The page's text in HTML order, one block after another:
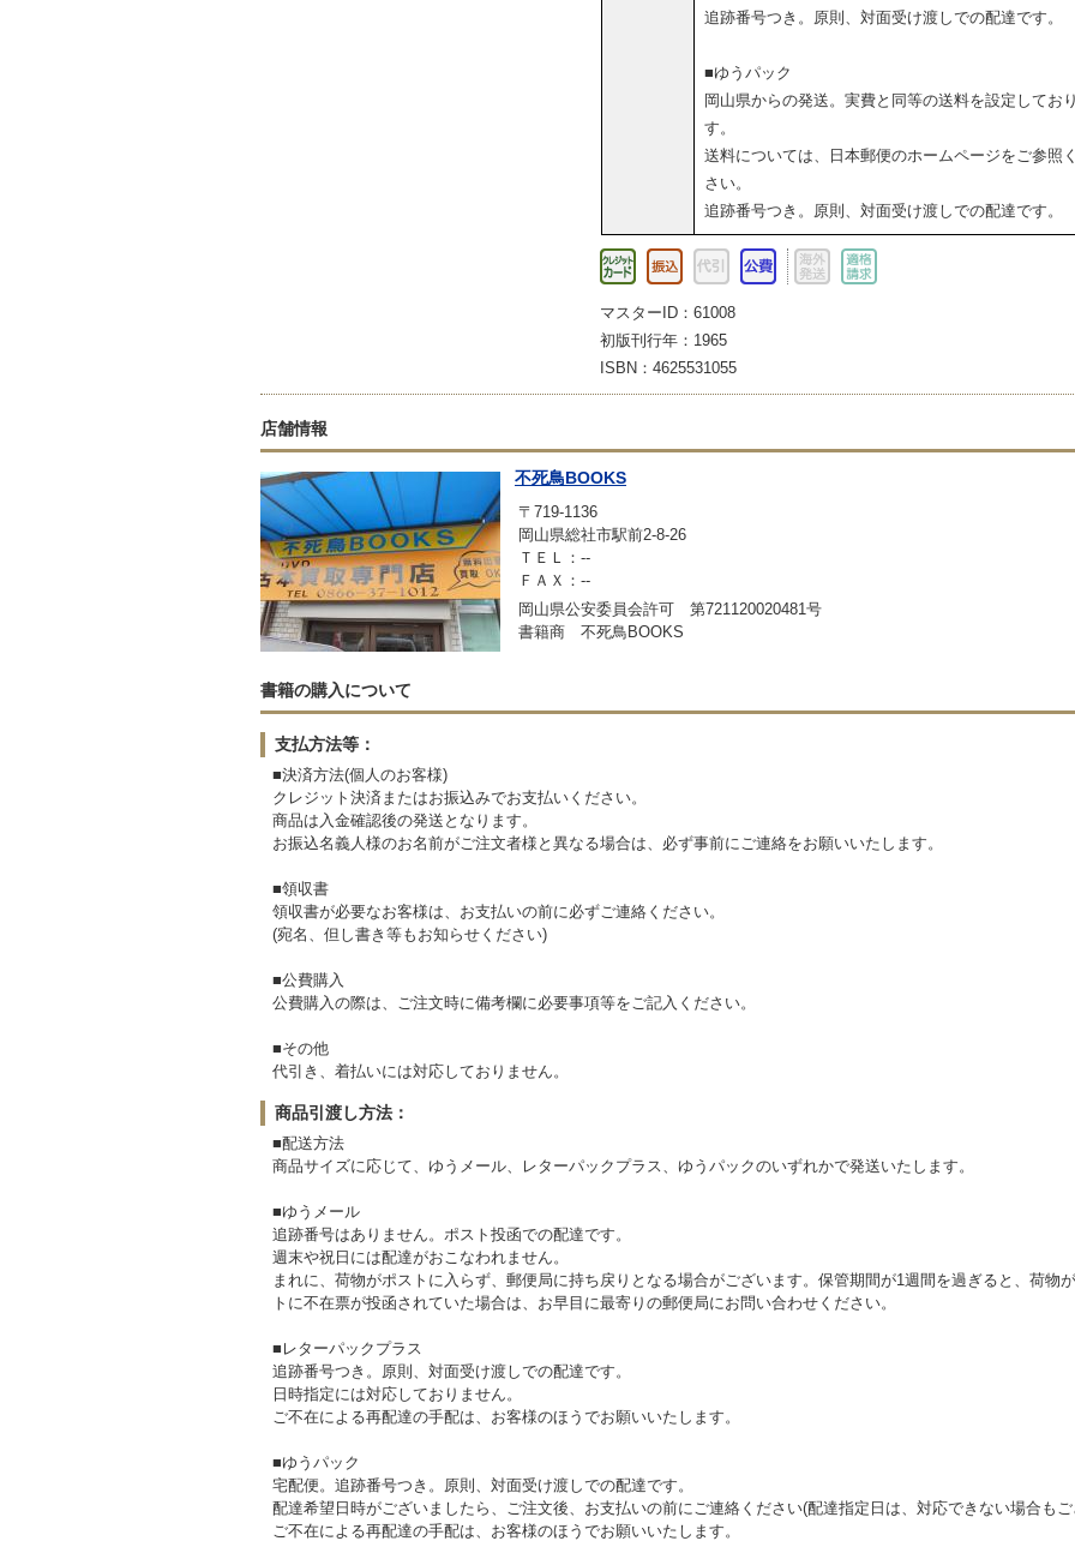
追跡番号つき。原則、対面受け渡しでの配達です。
■ゆうパック
岡山県からの発送。実費と同等の送料を設定してお
す。
送料については、日本郵便のホームページをご参照
さい。
追跡番号つき。原則、対面受け渡しでの配達です。
マスターID：61008
初版刊行年：1965
ISBN：4625531055
店舗情報
不死鳥BOOKS
〒719-1136
岡山県総社市駅前2-8-26
ＴＥＬ：--
ＦＡＸ：--
岡山県公安委員会許可 第721120020481号
書籍商 不死鳥BOOKS
書籍の購入について
支払方法等：
■決済方法(個人のお客様)
クレジット決済またはお振込みでお支払いください。
商品は入金確認後の発送となります。
お振込名義人様のお名前がご注文者様と異なる場合は、必ず事前にご連絡をお願いいたします。
■領収書
領収書が必要なお客様は、お支払いの前に必ずご連絡ください。
(宛名、但し書き等もお知らせください)
■公費購入
公費購入の際は、ご注文時に備考欄に必要事項等をご記入ください。
■その他
代引き、着払いには対応しておりません。
商品引渡し方法：
■配送方法
商品サイズに応じて、ゆうメール、レターパックプラス、ゆうパックのいずれかで発送いたします。
■ゆうメール
追跡番号はありません。ポスト投函での配達です。
週末や祝日には配達がおこなわれません。
まれに、荷物がポストに入らず、郵便局に持ち戻りとなる場合がございます。保管期間が1週間を過ぎると、荷物
トに不在票が投函されていた場合は、お早目に最寄りの郵便局にお問い合わせください。
■レターパックプラス
追跡番号つき。原則、対面受け渡しでの配達です。
日時指定には対応しておりません。
ご不在による再配達の手配は、お客様のほうでお願いいたします。
■ゆうパック
宅配便。追跡番号つき。原則、対面受け渡しでの配達です。
配達希望日時がございましたら、ご注文後、お支払いの前にご連絡ください(配達指定日は、対応できない場合もご
ご不在による再配達の手配は、お客様のほうでお願いいたします。